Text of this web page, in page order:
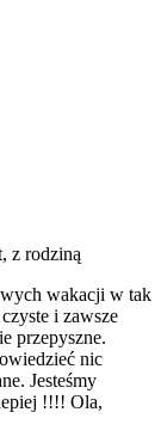
z rodziną
wakacji w tak
i zawsze
przepyszne.
nic
Jesteśmy
!!!! Ola,